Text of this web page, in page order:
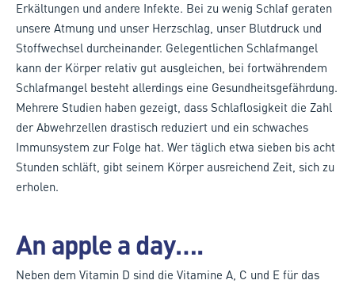
Erkältungen und andere Infekte. Bei zu wenig Schlaf geraten
unsere Atmung und unser Herzschlag, unser Blutdruck und
Stoffwechsel durcheinander. Gelegentlichen Schlafmangel
kann der Körper relativ gut ausgleichen, bei fortwährendem
Schlafmangel besteht allerdings eine Gesundheitsgefährdung.
Mehrere Studien haben gezeigt, dass Schlaflosigkeit die Zahl
der Abwehrzellen drastisch reduziert und ein schwaches
Immunsystem zur Folge hat. Wer täglich etwa sieben bis acht
Stunden schläft, gibt seinem Körper ausreichend Zeit, sich zu
erholen.
An apple a day….
Neben dem Vitamin D sind die Vitamine A, C und E für das